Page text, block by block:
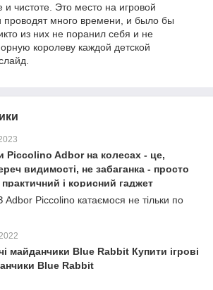
и чистоте. Это место на игровой
проводят много времени, и было бы
из них не поранил себя и не
королеву каждой детской
Piccolino Adbor на колесах - це,
видимості, не забаганка - просто
і корисний гаджет
Piccolino катаємося не тільки по
майданчики Blue Rabbit Купити ігрові
Blue Rabbit